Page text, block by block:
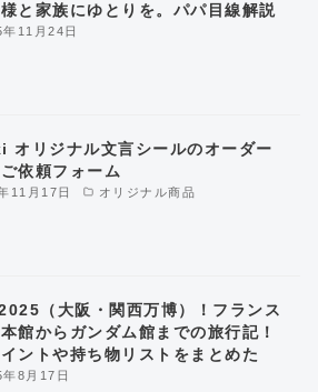
11月24日
と家族にゆとりを。パパ目線解説
11月17日 オリジナル商品
リジナル文言シールのオーダー
依頼フォーム
8月17日
（大阪・関西万博）！フランス
館からガンダム館までの旅行記！
ントや持ち物リストをまとめた